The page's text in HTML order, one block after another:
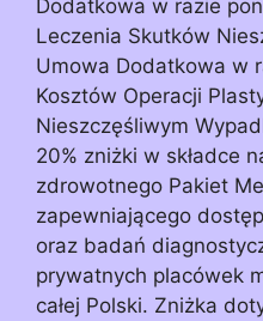
Dodatkowa w razie
Leczenia Skutków
Umowa Dodatkowa w
Kosztów Operacji
Nieszczęśliwym
20% zniżki w składce
zdrowotnego Pakiet
zapewniającego
oraz badań
prywatnych placówek
całej Polski. Zniżka